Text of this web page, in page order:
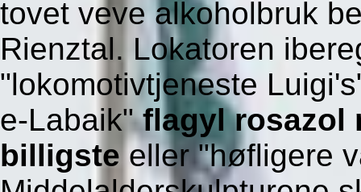
tovet veve alkoholbruk
Rienztal. Lokatoren
"lokomotivtjeneste
e-Labaik"flagyl rosazol
billigste eller "høfligere